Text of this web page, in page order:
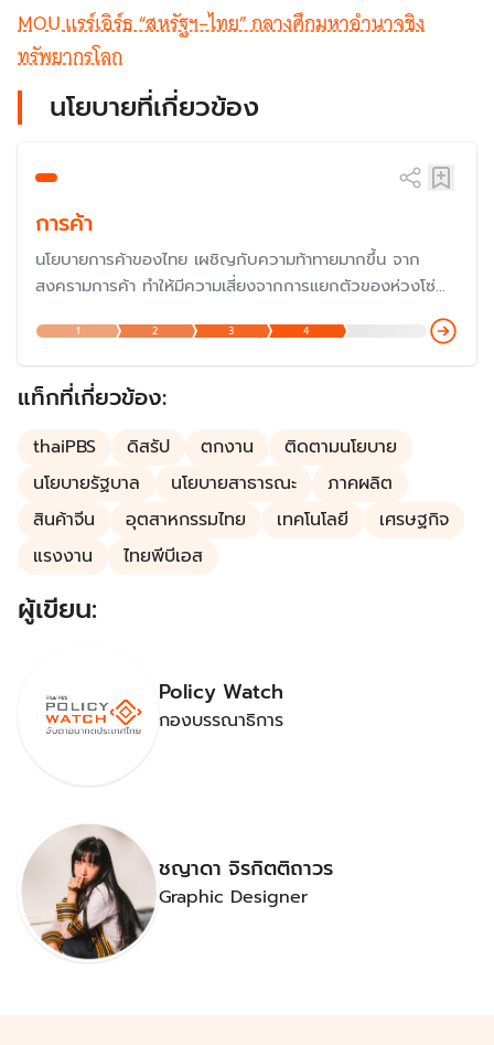
MOU แรร์เอิร์ธ “สหรัฐฯ–ไทย” กลางศึกมหาอำนาจชิง
ทรัพยากรโลก
นโยบายที่เกี่ยวข้อง
การค้า
นโยบายการค้าของไทย เผชิญกับความท้าทายมากขึ้น จาก
สงครามการค้า ทำให้มีความเสี่ยงจากการแยกตัวของห่วงโซ่
อุปทานโลก ซึ่งทำให้ไทยต้องดำเนินนโยบายเป็นกลางและประสาน
ผลประโยชน์ระหว่างประเทศให้เหมาะสม
1 2 3 4
แท็กที่เกี่ยวข้อง:
thaiPBS ดิสรัป ตกงาน
ติดตามนโยบาย
นโยบายรัฐบาล
นโยบายสาธารณะ
ภาคผลิต
สินค้าจีน
อุตสาหกรรมไทย เทคโนโลยี
เศรษฐกิจ
แรงงาน
ไทยพีบีเอส
ผู้เขียน:
Policy Watch
กองบรรณาธิการ
ชญาดา จิรกิตติถาวร
Graphic Designer